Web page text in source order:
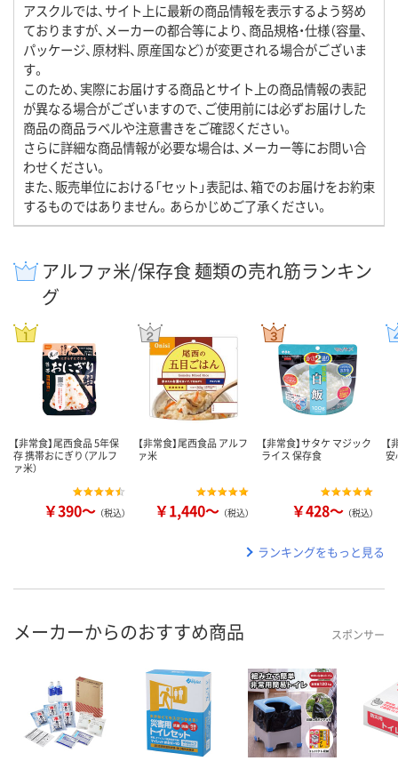
アスクルでは、サイト上に最新の商品情報を表示するよう努め
ておりますが、メーカーの都合等により、商品規格・仕様（容量、
パッケージ、原材料、原産国など）が変更される場合がございま
す。
このため、実際にお届けする商品とサイト上の商品情報の表記
が異なる場合がございますので、ご使用前には必ずお届けした
商品の商品ラベルや注意書きをご確認ください。
さらに詳細な商品情報が必要な場合は、メーカー等にお問い合
わせください。
また、販売単位における「セット」表記は、箱でのお届けをお約束
するものではありません。あらかじめご了承ください。
アルファ米/保存食 麺類の売れ筋ランキン
グ
【非常食】尾西食品 5年保
存 携帯おにぎり（アルフ
ァ米）
￥390～ （税込）
【非常食】尾西食品 アルフ
ァ米
￥1,440～ （税込）
【非常食】サタケ マジック
ライス 保存食
￥428～ （税込）
安
ランキングをもっと見る
メーカーからのおすすめ商品 スポンサー